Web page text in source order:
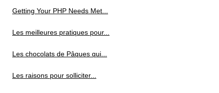
Getting Your PHP Needs Met...
Les meilleures pratiques pour...
Les chocolats de Pâques qui...
Les raisons pour solliciter...